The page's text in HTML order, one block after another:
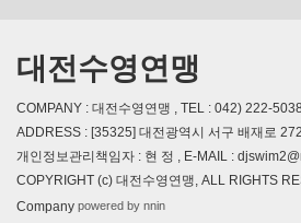
대전수영연맹
COMPANY : 대전수영연맹 , TEL : 042) 222-
ADDRESS : [35325] 대전광역시 서구 배재로
개인정보관리책임자 : 현 정 , E-MAIL :
COPYRIGHT (c) 대전수영연맹, ALL RIGHTS
Company powered by nnin